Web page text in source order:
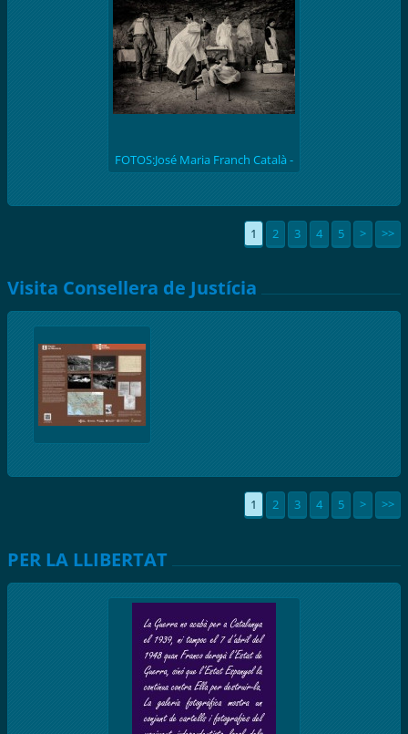
FOTOS:José Maria Franch Català -
1
2 3 4 5 > >>
Visita Consellera de Justícia
1 2 3 4 5 > >>
PER LA LLIBERTAT